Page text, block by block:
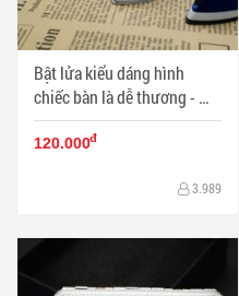
Bật lửa kiểu dáng hình
chiếc bàn là dễ thương - Mã
SP: BL01733
120.000đ
3.989